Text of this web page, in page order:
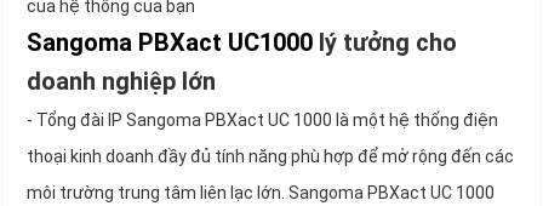
của hệ thống của bạn
Sangoma PBXact UC1000 lý tưởng cho
doanh nghiệp lớn
- Tổng đài IP Sangoma PBXact UC 1000 là một hệ thống điện
thoại kinh doanh đầy đủ tính năng phù hợp để mở rộng đến các
môi trường trung tâm liên lạc lớn. Sangoma PBXact UC 1000